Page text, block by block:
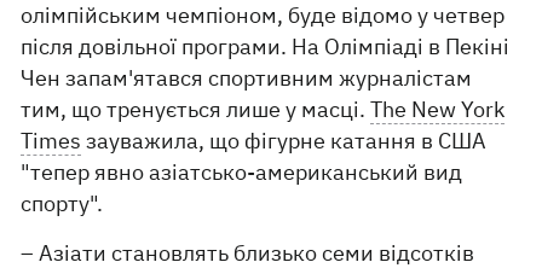
олімпійським чемпіоном, буде відомо у четвер
після довільної програми. На Олімпіаді в Пекіні
Чен запам'ятався спортивним журналістам
тим, що тренується лише у масці.The New York
Times зауважила, що фігурне катання в США
"тепер явно азіатсько-американський вид
спорту".
– Азіати становлять близько семи відсотків